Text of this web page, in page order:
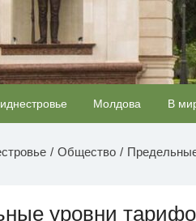
Молдова В
Общество
уровни
длится несколько секунд, а смеяться
долго